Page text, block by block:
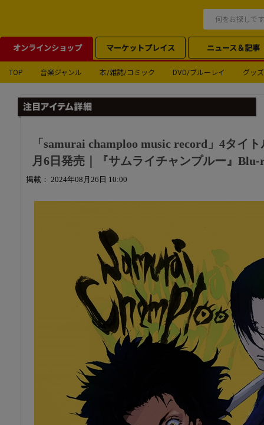
オンラインショップ マーケットプレイス ニュース＆記事
TOP 音楽ジャンル 本/雑誌/コミック DVD/ブルーレイ グッズ
「samurai champloo music record」4タイ
月6日発売｜『サムライチャンプルー』
掲載： 2024年08月26日 10:00